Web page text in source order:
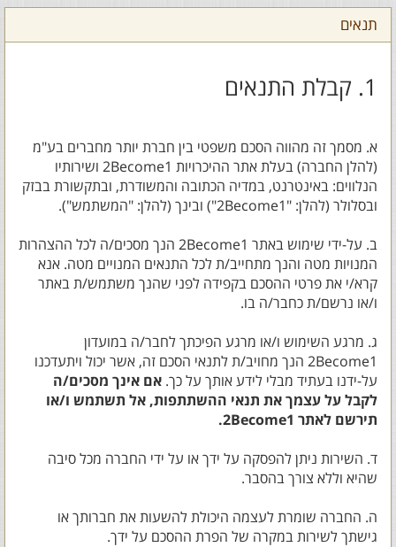
תנאים
1. קבלת התנאים
א. מסמך זה מהווה הסכם משפטי בין חברת יותר מחברים בע"מ
(להלן החברה) בעלת אתר ההיכרויות 2Become1 ושירותיו
הנלווים: באינטרנט, במדיה הכתובה והמשודרת, ובתקשורת בבזק
ובסלולר (להלן: "2Become1") ובינך (להלן: "המשתמש").
ב. על-ידי שימוש באתר 2Become1 הנך מסכים/ה לכל ההצהרות
המנויות מטה והנך מתחייב/ת לכל התנאים המנויים מטה. אנא
קרא/י את פרטי ההסכם בקפידה לפני שהנך משתמש/ת באתר
ו/או נרשם/ת כחבר/ה בו.
ג. מרגע השימוש ו/או מרגע הפיכתך לחבר/ה במועדון
2Become1 הנך מחויב/ת לתנאי הסכם זה, אשר יכול ויתעדכנו
על-ידנו בעתיד מבלי לידע אותך על כך. אם אינך מסכים/ה
לקבל על עצמך את תנאי ההשתתפות, אל תשתמש ו/או
תירשם לאתר 2Become1.
ד. השירות ניתן להפסקה על ידך או על ידי החברה מכל סיבה
שהיא וללא צורך בהסבר.
ה. החברה שומרת לעצמה היכולת להשעות את חברותך או
גישתך לשירות במקרה של הפרת ההסכם על ידך.